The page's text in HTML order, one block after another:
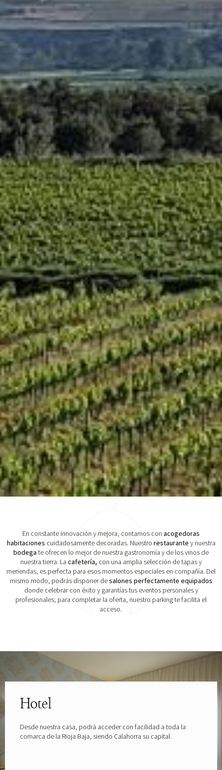
En constante innovación y mejora, contamos con acogedoras
habitaciones cuidadosamente decoradas. Nuestro restaurante y nuestra
bodega te ofrecen lo mejor de nuestra gastronomía y de los vinos de
nuestra tierra. La cafetería, con una amplia selección de tapas y
meriendas, es perfecta para esos momentos especiales en compañía. Del
mismo modo, podrás disponer desalones perfectamente equipados
donde celebrar con éxito y garantías tus eventos personales y
profesionales; para completar la oferta, nuestro parking te facilita el
acceso.
Hotel
Desde nuestra casa, podrá acceder con facilidad a toda la
comarca de la Rioja Baja, siendo Calahorra su capital.